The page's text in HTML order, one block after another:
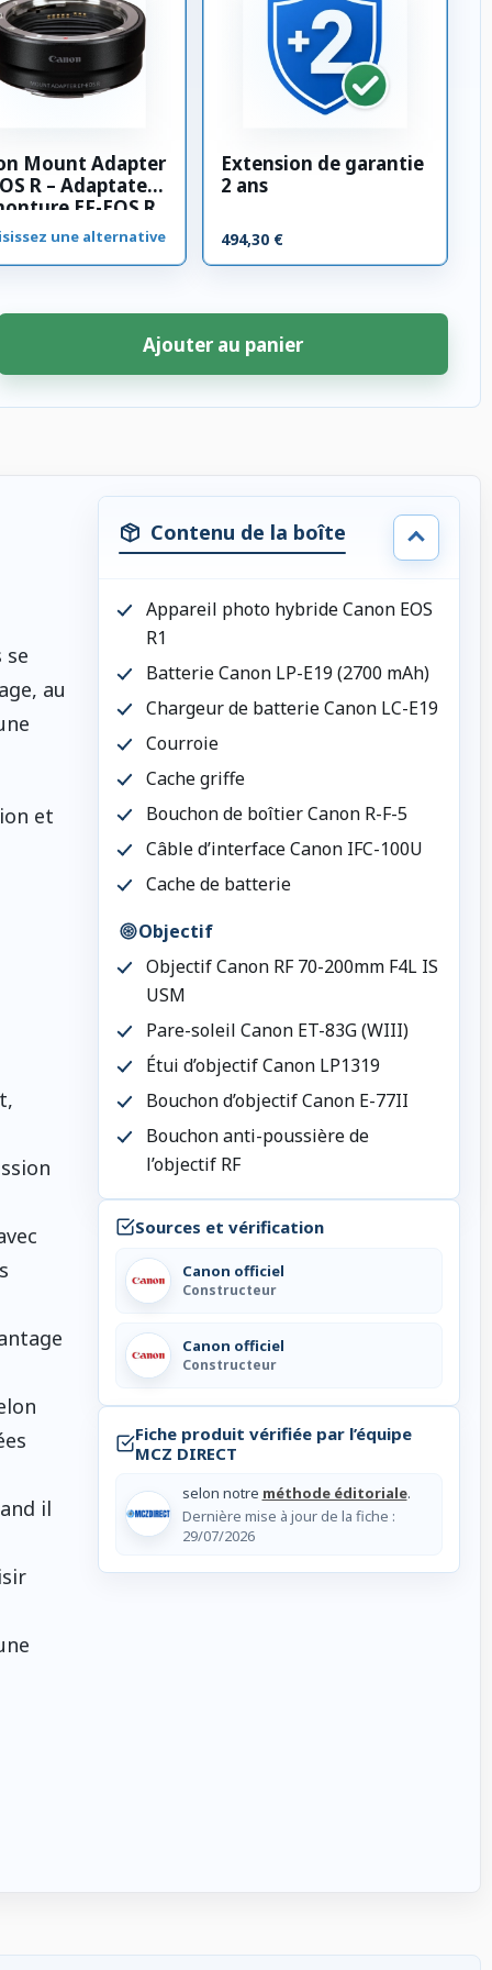
Mount Adapter
R – Adaptateur
EF-EOS R
une alternative
Extension de garantie
2 ans
494,30 €
Ajouter au panier
se
au
et
il
Contenu de la boîte
Appareil photo hybride Canon EOS
R1
Batterie Canon LP-E19 (2700 mAh)
Chargeur de batterie Canon LC-E19
Courroie
Cache griffe
Bouchon de boîtier Canon R-F-5
Câble d’interface Canon IFC-100U
Cache de batterie
Objectif
Objectif Canon RF 70-200mm F4L IS
USM
Pare-soleil Canon ET-83G (WIII)
Étui d’objectif Canon LP1319
Bouchon d’objectif Canon E-77II
Bouchon anti-poussière de
l’objectif RF
Sources et vérification
Canon officiel
Constructeur
Canon officiel
Constructeur
Fiche produit vérifiée par l’équipe
MCZ DIRECT
selon notre méthode éditoriale.
Dernière mise à jour de la fiche :
29/07/2026